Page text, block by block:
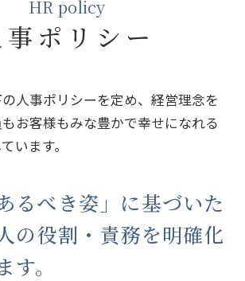
HR policy
事ポリシー
人事ポリシーを定め、経営理念を
お客様もみな豊かで幸せになれる
います。
あるべき姿」に基づいた
の役割・責務を明確化
す。